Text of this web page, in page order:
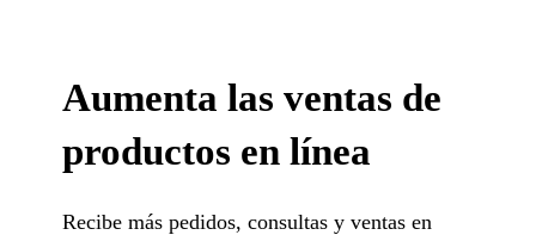
Aumenta las ventas de
productos en línea
Recibe más pedidos, consultas y ventas en